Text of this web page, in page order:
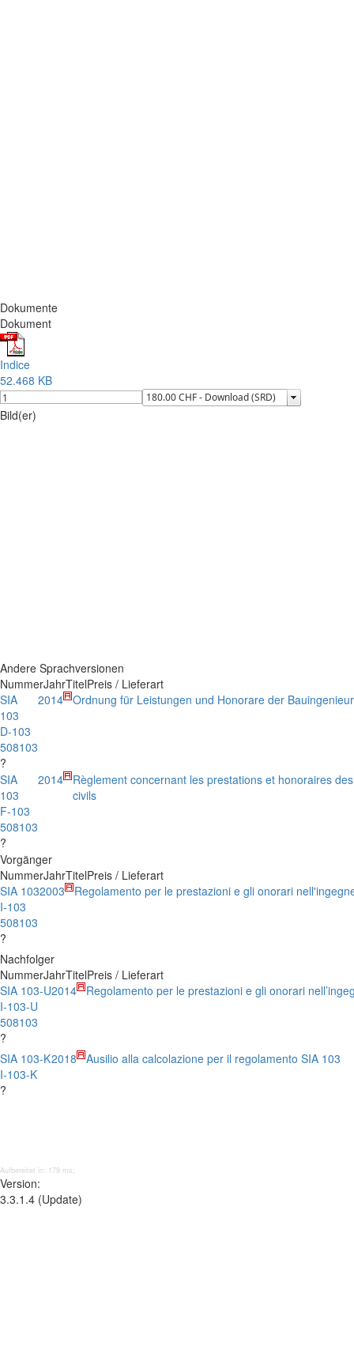
Dokumente
Dokument
Indice
52.468 KB
Bild(er)
Andere Sprachversionen
NummerJahrTitelPreis / Lieferart
SIA
103
D-103
508103
?
2014 Ordnung für Leistungen und Honorare der
SIA
103
F-103
508103
?
2014
Règlement concernant les prestations et honoraires
civils
Vorgänger
NummerJahrTitelPreis / Lieferart
SIA 103
I-103
508103
?
2003 Regolamento per le prestazioni e gli onorari
Nachfolger
NummerJahrTitelPreis / Lieferart
SIA 103-U
I-103-U
508103
?
2014 Regolamento per le prestazioni e gli onorari
SIA 103-K
I-103-K
?
2018 Ausilio alla calcolazione per il regolamento SIA 103
Aufbereitet in: 179 ms;
Version:
3.3.1.4 (Update)